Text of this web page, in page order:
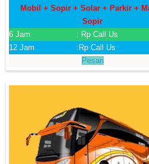
Mobil + Sopir + Solar + Parkir +
Sopir
6 Jam
: Rp Call Us
12 Jam
:Rp Call Us
Pesan